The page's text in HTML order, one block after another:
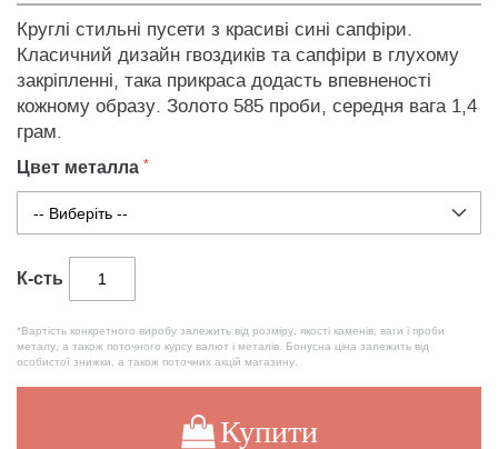
Круглі стильні пусети з красиві сині сапфіри.
Класичний дизайн гвоздиків та сапфіри в глухому
закріпленні, така прикраса додасть впевненості
кожному образу. Золото 585 проби, середня вага 1,4
грам.
Цвет металла
К-сть
*Вартість конкретного виробу залежить від розміру, якості каменів, ваги і проби
металу, а також поточного курсу валют і металів. Бонусна ціна залежить від
особистої знижки, а також поточних акцій магазину.
Купити